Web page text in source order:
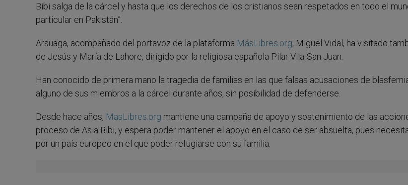
Bibi salga de la cárcel y hasta que los derechos de los cristianos sean respetados en todo el
particular en Pakistán”.
Arsuaga, acompañado del portavoz de la plataforma MásLibres.org, Miguel Vidal, ha visitado
de Jesús y María de Lahore, dirigido por la religiosa española Pilar Vila-San Juan.
Han conocido de primera mano la tragedia de familias en las que falsas acusaciones de
alguno de sus miembros a la cárcel durante años, sin posibilidad de defenderse.
Desde hace años, MasLibres.org mantiene una campaña de apoyo y sostenimiento de las
proceso de Asia Bibi, y espera poder mantener el apoyo en el caso de ser absuelta, pues
por un país europeo en el que poder refugiarse con su familia.